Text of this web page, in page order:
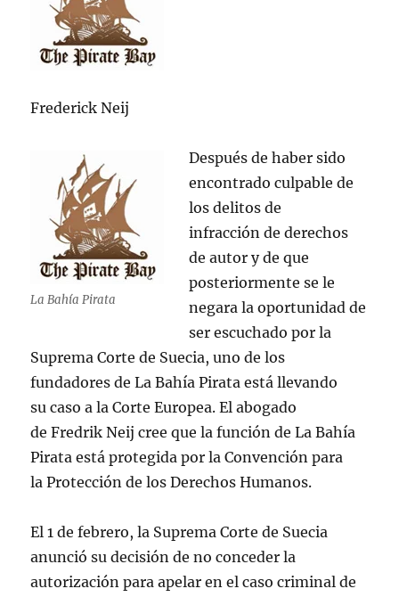
Frederick Neij
La Bahía Pirata
Después de haber sido
encontrado culpable de
los delitos de
infracción de derechos
de autor y de que
posteriormente se le
negara la oportunidad de
ser escuchado por la
Suprema Corte de Suecia, uno de los
fundadores de La Bahía Pirata está llevando
su caso a la Corte Europea. El abogado
de Fredrik Neij cree que la función de La Bahía
Pirata está protegida por la Convención para
la Protección de los Derechos Humanos.
El 1 de febrero, la Suprema Corte de Suecia
anunció su decisión de no conceder la
autorización para apelar en el caso criminal de